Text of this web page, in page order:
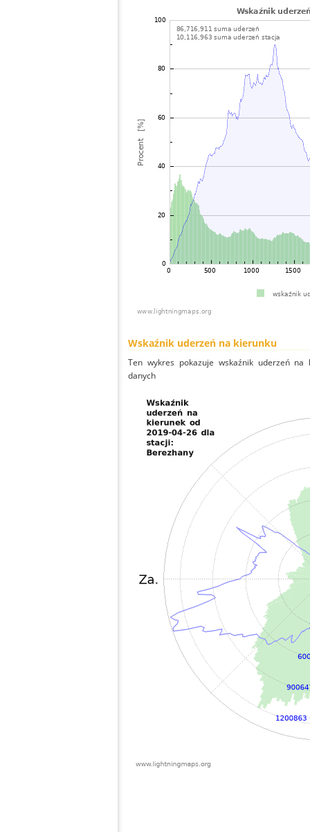
Wskaźnik uderzeń na kierunku
Ten wykres pokazuje wskaźnik uderzeń
danych